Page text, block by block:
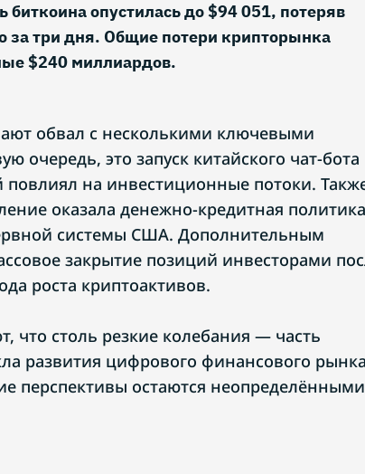
биткоина опустилась до $94 051, потеряв
за три дня. Общие потери крипторынка
$240 миллиардов.
обвал с несколькими ключевыми
очередь, это запуск китайского чат-бота
повлиял на инвестиционные потоки.
оказала денежно-кредитная политика
системы США. Дополнительным
закрытие позиций инвесторами
роста криптоактивов.
что столь резкие колебания — часть
развития цифрового финансового
перспективы остаются